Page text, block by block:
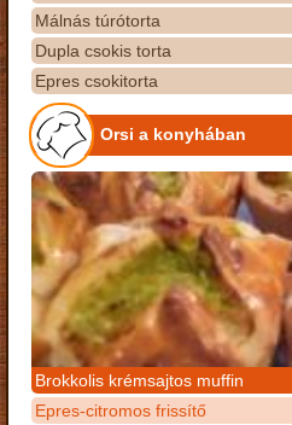
Málnás túrótorta
Dupla csokis torta
Epres csokitorta
Orsi a konyhában
Brokkolis krémsajtos muffin
Epres-citromos frissítő